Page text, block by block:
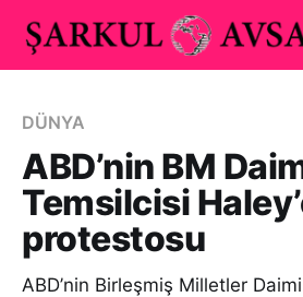
DÜNYA
ABD’nin BM
Temsilcisi
protestosu
ABD’nin Birleşmiş Milletler